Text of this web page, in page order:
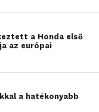
,
30-
”
a Honda első
az európai
a hatékonyabb